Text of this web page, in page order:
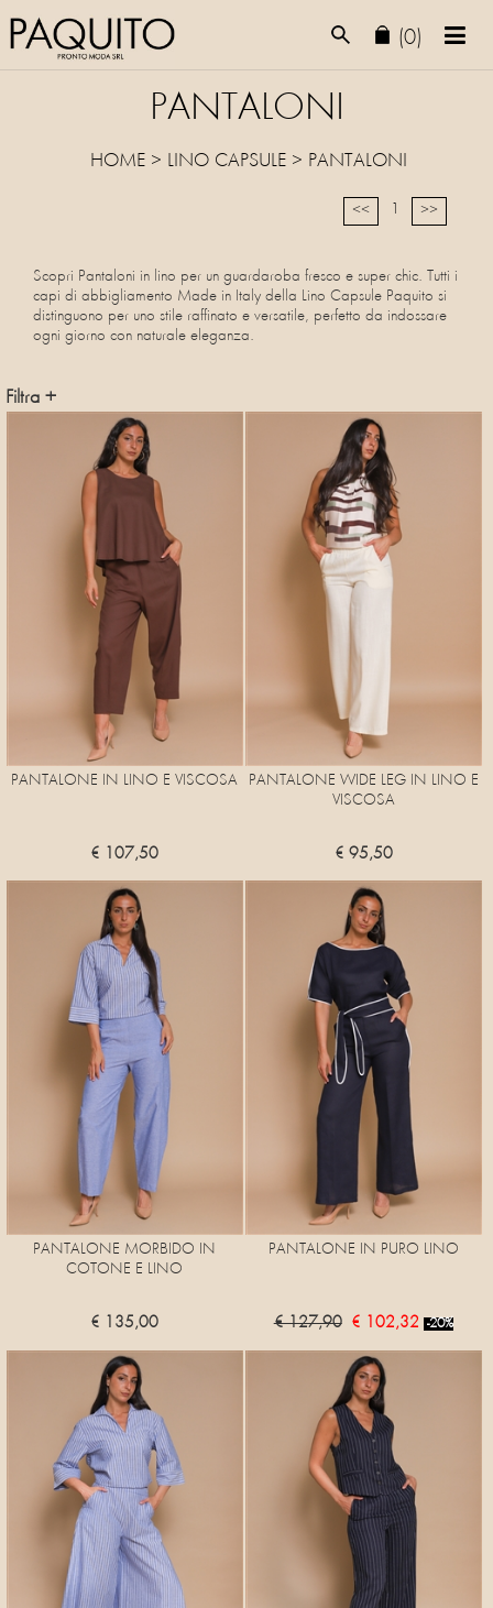
(0)
PANTALONI
HOME> LINO CAPSULE> PANTALONI
<< >>
Scopri Pantaloni in lino per un guardaroba fresco e super chic. Tutti i
capi di abbigliamento Made in Italy della Lino Capsule Paquito si
distinguono per uno stile raffinato e versatile, perfetto da indossare
ogni giorno con naturale eleganza.
Filtra +
PANTALONE IN LINO E VISCOSA
€ 107,50
PANTALONE WIDE LEG IN LINO E
VISCOSA
€ 95,50
PANTALONE MORBIDO IN
COTONE E LINO
€ 135,00
PANTALONE IN PURO LINO
€ 127,90 € 102,32 -20%